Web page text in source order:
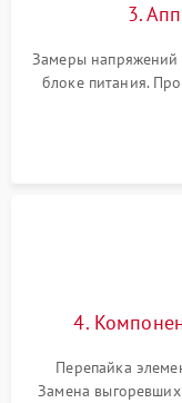
3.
Замеры
блоке питания.
помощью
4.
Перепайка
Замена